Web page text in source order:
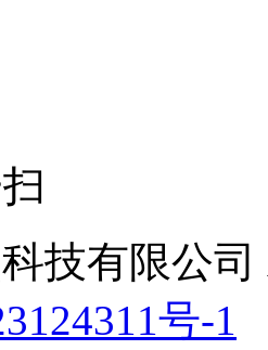
技有限公
号-1